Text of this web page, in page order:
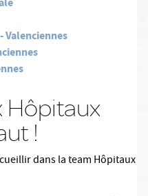
Valenciennes
Hôpitaux
!
dans la team Hôpitaux